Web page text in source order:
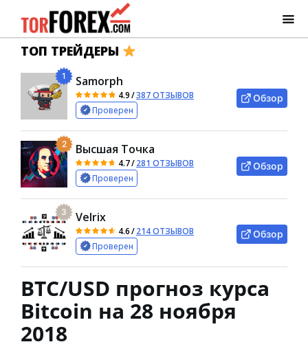
ТОП ТРЕЙДЕРЫ
1 Samorph
4.9/387 ОТЗЫВОВ
Проверен
Обзор
2 Высшая Точка
4.7/281 ОТЗЫВОВ
Проверен
Обзор
3 Velrix
4.6/214 ОТЗЫВОВ
Проверен
Обзор
BTC/USD прогноз курса
Bitcoin на 28 ноября
2018